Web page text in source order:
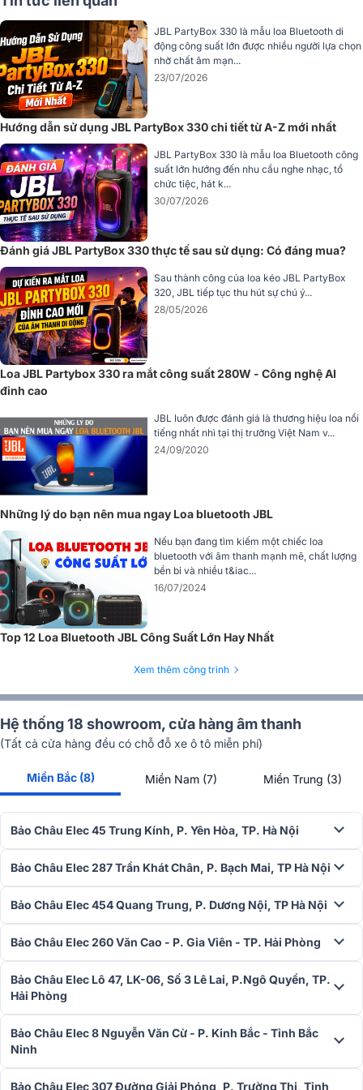
Tay cầm kéo rút thông minh và bánh xe bản rộng
Mặt sau của loa được trang bị hệ thống tay cầm dạng vòm rút gọn
(telescopic handle) tích hợp cơ chế khóa chốt an toàn. Khi cần di
chuyển, người dùng chỉ cần thao tác mở khóa, kéo phần tay cầm
lên và nghiêng loa về phía sau. Kết hợp với cặp bánh xe đường kính
lớn có bề mặt bám cao, chiếc loa kéo nhẹ nhàng qua nhiều bề mặt
địa hình khác nhau từ sàn gỗ, sân gạch cho đến bãi cỏ hay cát bãi
biển.
Bảng điều khiến trực quan và chất liệu thân thiện với môi
trường
Mặt trên của loa được bo cong mềm mại với bảng điều khiển lõm
nhẹ chống nước, trang bị núm xoay đa năng chính giữa cùng các
nút bấm cảm ứng trực quan giúp thao tác nhanh chóng và tiện lợi.
Bảng điều khiển cũng được bố trí lại trực quan hơn, giúp việc
thanh diễn ra nhanh chóng. Ngoài ra, JBL còn chú trọng đến phát
triển bền vững khi ứng dụng chất liệu nhựa tái chế PCR (Post-
được đóng gói trong bao bì giấy đạt chứng nhận FSC và in bằng
mực đậu nành thân thiện với môi trường.
RMS
JBL PartyBox 330 là mẫu loa Bluetooth di
động công suất lớn được nhiều người lựa chọn
nhờ chất âm mạn...
23/07/2026
Hướng dẫn sử dụng JBL PartyBox 330 chi tiết từ A-Z mới nhất
JBL PartyBox 330 là mẫu loa Bluetooth công
suất lớn hướng đến nhu cầu nghe nhạc, tổ
chức tiệc, hát k...
30/07/2026
Đánh giá JBL PartyBox 330 thực tế sau sử dụng: Có đáng mua?
Sau thành công của loa kéo JBL PartyBox
320, JBL tiếp tục thu hút sự chú ý...
28/05/2026
Loa JBL Partybox 330 ra mắt công suất 280W - Công nghệ AI
đỉnh cao
JBL luôn được đánh giá là thương hiệu loa nổi
tiếng nhất nhì tại thị trường Việt Nam v...
24/09/2020
Những lý do bạn nên mua ngay Loa bluetooth JBL
Nếu bạn đang tìm kiếm một chiếc loa
bluetooth với âm thanh mạnh mẽ, chất lượng
bền bỉ và nhiều t&iac...
16/07/2024
Top 12 Loa Bluetooth JBL Công Suất Lớn Hay Nhất
Xem thêm công trình
Hệ thống 18 showroom, cửa hàng âm thanh
(Tất cả cửa hàng đều có chỗ đỗ xe ô tô miễn phí)
Miền Bắc (8) Miền Nam (7) Miền Trung (3)
Bảo Châu Elec 45 Trung Kính, P. Yên Hòa, TP. Hà Nội
Bảo Châu Elec 287 Trần Khát Chân, P. Bạch Mai, TP Hà Nội
Bảo Châu Elec 454 Quang Trung, P. Dương Nội, TP Hà Nội
Bảo Châu Elec 260 Văn Cao - P. Gia Viên - TP. Hải Phòng
Bảo Châu Elec Lô 47, LK-06, Số 3 Lê Lai, P.Ngô Quyền, TP.
Hải Phòng
Bảo Châu Elec 8 Nguyễn Văn Cừ - P. Kinh Bắc - Tỉnh Bắc
Ninh
Bảo Châu Elec 307 Đường Giải Phóng, P. Trường Thi, Tỉnh